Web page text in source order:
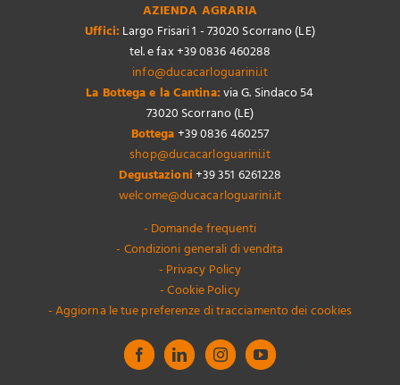
AZIENDA AGRARIA
Uffici: Largo Frisari 1 - 73020 Scorrano (LE)
tel. e fax +39 0836 460288
info@ducacarloguarini.it
La Bottega e la Cantina:via G. Sindaco 54
73020 Scorrano (LE)
Bottega+39 0836 460257
shop@ducacarloguarini.it
Degustazioni+39 351 6261228
welcome@ducacarloguarini.it
- Domande frequenti
- Condizioni generali di vendita
- Privacy Policy
- Cookie Policy
- Aggiorna le tue preferenze di tracciamento dei cookies